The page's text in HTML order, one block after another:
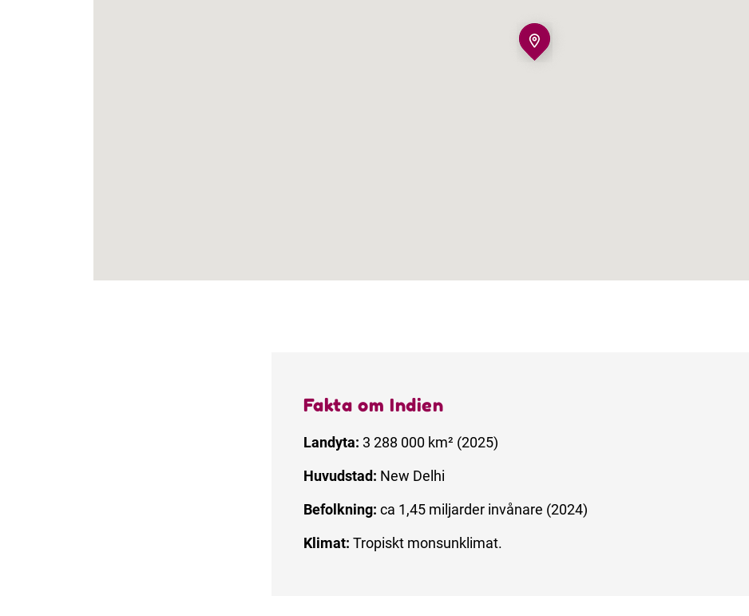
Fakta om Indien
Landyta: 3 288 000 km² (2025)
Huvudstad: New Delhi
Befolkning: ca 1,45 miljarder invånare (2024)
Klimat: Tropiskt monsunklimat.